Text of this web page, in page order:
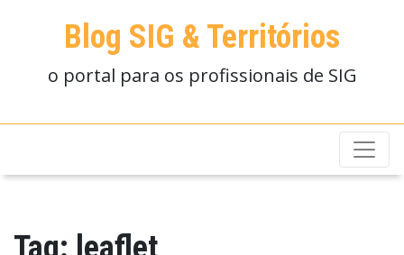
Blog SIG & Territórios
o portal para os profissionais de SIG